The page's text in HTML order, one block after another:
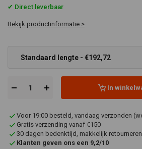
✔ Direct leverbaar
Bekijk productinformatie >
Standaard lengte - €192,72
In
Voor 19:00 besteld, vandaag verzonden
Gratis verzending vanaf €150
30 dagen bedenktijd, makkelijk retourneren
Klanten geven ons een 9,2/10